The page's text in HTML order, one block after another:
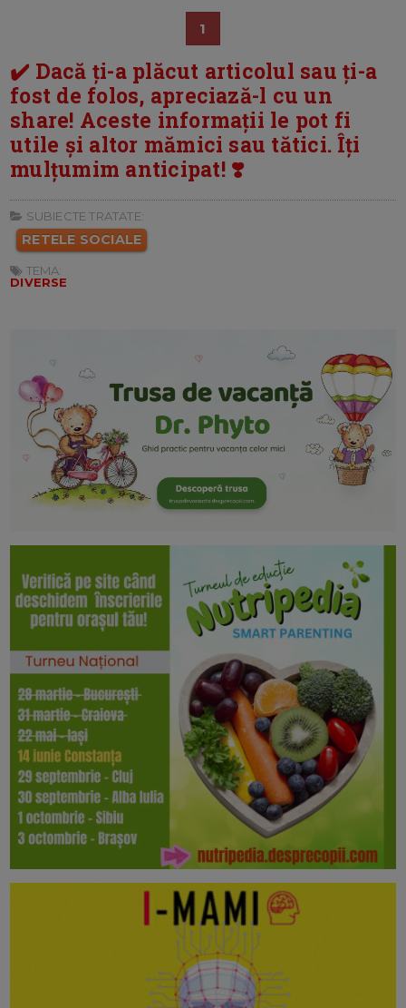
1
✔️ Dacă ți-a plăcut articolul sau ți-a
fost de folos, apreciază-l cu un
share! Aceste informații le pot fi
utile și altor mămici sau tătici. Îți
mulțumim anticipat! ❣️
SUBIECTE TRATATE:
RETELE SOCIALE
TEMA:
DIVERSE